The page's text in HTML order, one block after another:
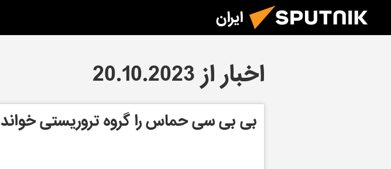
ایران
اخبار از 20.10.2023
بی بی سی حماس را گروه تروریستی خواند